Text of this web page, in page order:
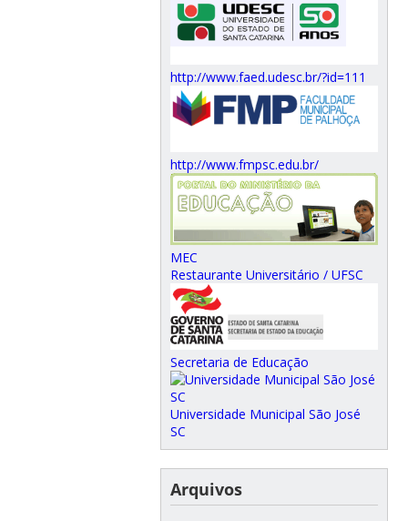
http://www.faed.udesc.br/?id=111
http://www.fmpsc.edu.br/
MEC
Restaurante Universitário / UFSC
Secretaria de Educação
Universidade Municipal São José
SC
Arquivos